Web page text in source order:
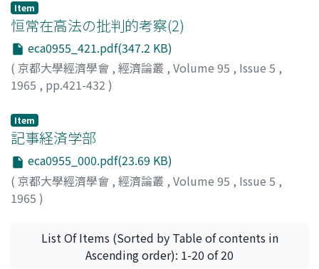
Item
恒常在高法の批判的考察(2)
eca0955_421.pdf(347.2 KB)
( 京都大學經濟學會 , 經濟論叢 , Volume 95 , Issue 5 ,
1965 , pp.421-432 )
Item
記事経済学部
eca0955_000.pdf(23.69 KB)
( 京都大學經濟學會 , 經濟論叢 , Volume 95 , Issue 5 ,
1965 )
List Of Items (Sorted by Table of contents in
Ascending order): 1-20 of 20